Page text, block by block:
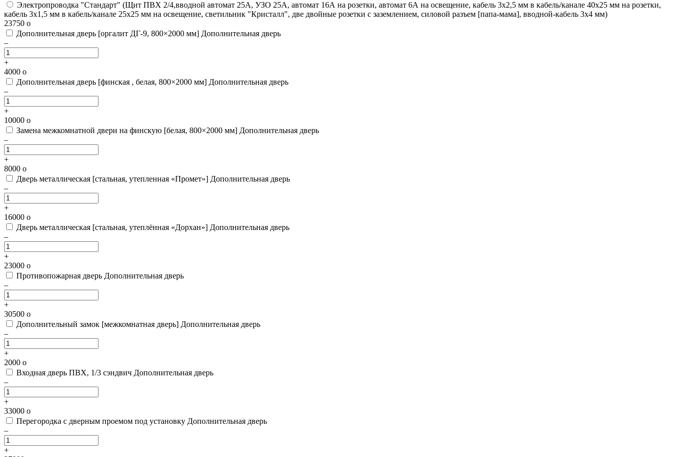
Электропроводка "Стандарт" (Щит ПВХ 2/4,вводной автомат 25А, УЗО 25А, автомат 16А на розетки, автомат 6А на освещение, кабель 3х2,5 мм в кабель/канале 40х25 мм на розетки,
кабель 3х1,5 мм в кабель/канале 25х25 мм на освещение, светильник "Кристалл", две двойные розетки с заземлением, силовой разъем [папа-мама], вводной-кабель 3х4 мм)
23750 o
Дополнительная дверь [оргалит ДГ-9, 800×2000 мм] Дополнительная дверь
–
+
4000 o
Дополнительная дверь [финская , белая, 800×2000 мм] Дополнительная дверь
–
+
10000 o
Замена межкомнатной двери на финскую [белая, 800×2000 мм] Дополнительная дверь
–
+
8000 o
Дверь металлическая [стальная, утепленная «Промет»] Дополнительная дверь
–
+
16000 o
Дверь металлическая [стальная, утеплённая «Дорхан»] Дополнительная дверь
–
+
23000 o
Противопожарная дверь Дополнительная дверь
–
+
30500 o
Дополнительный замок [межкомнатная дверь] Дополнительная дверь
–
+
2000 o
Входная дверь ПВХ, 1/3 сэндвич Дополнительная дверь
–
+
33000 o
Перегородка с дверным проемом под установку Дополнительная дверь
–
+